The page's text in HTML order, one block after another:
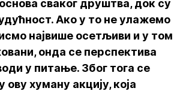
сваког друштва, док су
Ако у то не улажемо
највише осетљиви и у том
онда се перспектива
у питање. Због тога се
ову хуману акцију, која